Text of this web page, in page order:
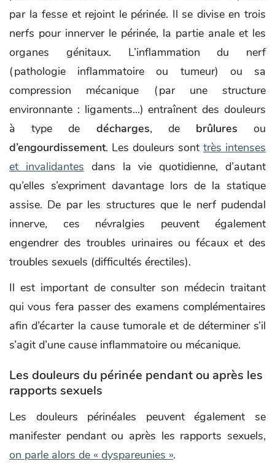
par la fesse et rejoint le périnée. Il se divise en trois
nerfs pour innerver le périnée, la partie anale et les
organes génitaux. L’inflammation du nerf
(pathologie inflammatoire ou tumeur) ou sa
compression mécanique (par une structure
environnante : ligaments...) entraînent des douleurs
à type de décharges, de brûlures ou
d’engourdissement. Les douleurs sont très intenses
et invalidantes dans la vie quotidienne, d’autant
qu’elles s’expriment davantage lors de la statique
assise. De par les structures que le nerf pudendal
innerve, ces névralgies peuvent également
engendrer des troubles urinaires ou fécaux et des
troubles sexuels (difficultés érectiles).
Il est important de consulter son médecin traitant
qui vous fera passer des examens complémentaires
afin d’écarter la cause tumorale et de déterminer s’il
s’agit d’une cause inflammatoire ou mécanique.
Les douleurs du périnée pendant ou après les
rapports sexuels
Les douleurs périnéales peuvent également se
manifester pendant ou après les rapports sexuels,
on parle alors de « dyspareunies ».